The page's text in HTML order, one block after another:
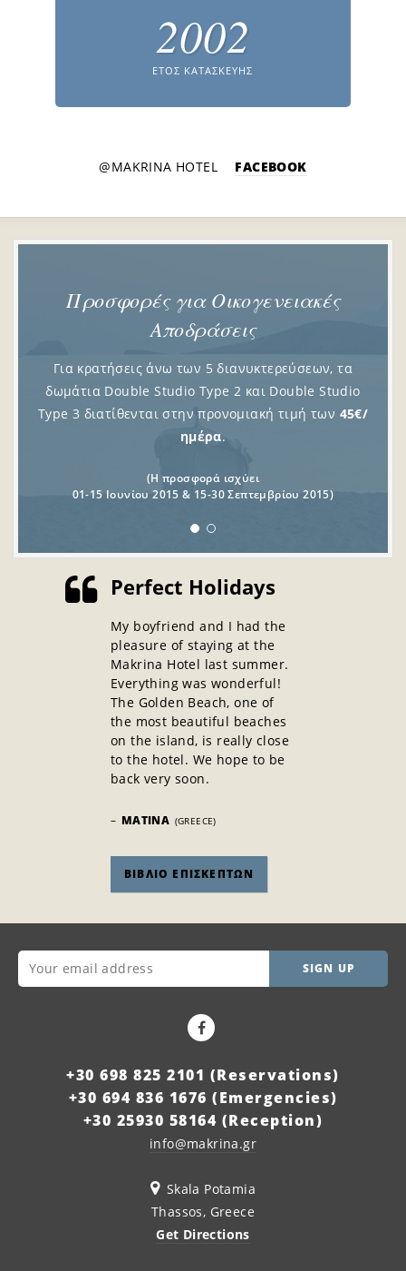
2002
ΕΤΟΣ ΚΑΤΑΣΚΕΥΗΣ
@MAKRINA HOTEL FACEBOOK
Προσφορές για Οικογενειακές
Αποδράσεις
Για κρατήσεις άνω των 5 διανυκτερεύσεων, τα
δωμάτια Double Studio Type 2 και Double Studio
Type 3 διατίθενται στην προνομιακή τιμή των 45€/
ημέρα.
(Η προσφορά ισχύει
01-15 Ιουνίου 2015 & 15-30 Σεπτεμβρίου 2015)
Προσφορές για Οικογενειακές
Αποδράσεις
Για κρατήσεις άνω των 5 διανυκτερεύσεων, τα
δωμάτια Apartment Type 1 διατίθενται στην
προνομιακή τιμή των55€/ημέρα
(Η προσφορά ισχύει
01-15 Ιουνίου 2015 & 15-30 Σεπτεμβρίου 2015)
Perfect Holidays
My boyfriend and I had the
pleasure of staying at the
Makrina Hotel last summer.
Everything was wonderful!
The Golden Beach, one of
the most beautiful beaches
on the island, is really close
to the hotel. We hope to be
back very soon.
– MATINA (GREECE)
ΒΙΒΛΙΟ ΕΠΙΣΚΕΠΤΩΝ
SIGN UP
+30 698 825 2101 (Reservations)
+30 694 836 1676 (Emergencies)
+30 25930 58164 (Reception)
info@makrina.gr
Skala Potamia
Thassos, Greece
Get Directions